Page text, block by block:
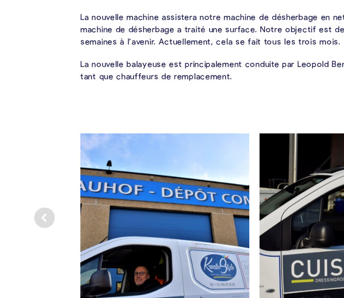
La nouvelle machine assistera notre machine de désherbage en
machine de désherbage a traité une surface. Notre objectif est
semaines à l’avenir. Actuellement, cela se fait tous les trois mois.
La nouvelle balayeuse est principalement conduite par Leopold
tant que chauffeurs de remplacement.